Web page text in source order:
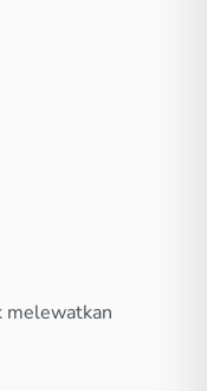
melewatkan